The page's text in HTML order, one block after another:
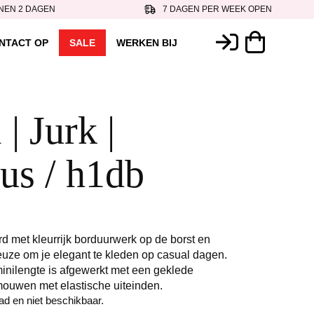
2 DAGEN 7 DAGEN PER WEEK OPEN
OP SALE WERKEN BIJ
Jurk |
/ h1db
met kleurrijk borduurwerk op de borst en
om je elegant te kleden op casual dagen.
is afgewerkt met een geklede
met elastische uiteinden.
en niet beschikbaar.